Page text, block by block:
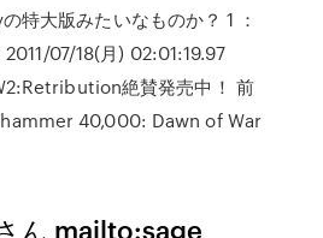
大版みたいなものか？ 1 ：
07/18(月) 02:01:19.97
絶賛発売中！ 前
40,000: Dawn of War
ん mailto:sage